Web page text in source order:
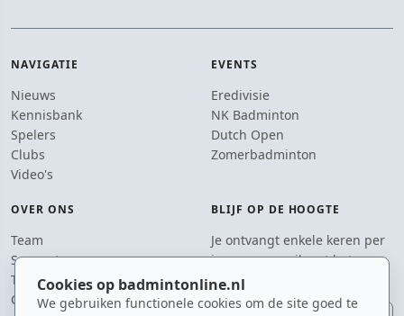
Cookies op badmintonline.nl
We gebruiken functionele cookies om de site goed te
NAVIGATIE
Nieuws
Kennisbank
Spelers
Clubs
Video's
EVENTS
Eredivisie
NK Badminton
Dutch Open
Zomerbadminton
OVER ONS
Team
Supporters
Tip de redactie
Contact
BLIJF OP DE HOOGTE
Je ontvangt enkele keren per
jaar een e-mail met het
laatste badmintonnieuws.
E-mailadres